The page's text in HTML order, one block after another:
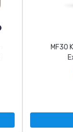
MF30